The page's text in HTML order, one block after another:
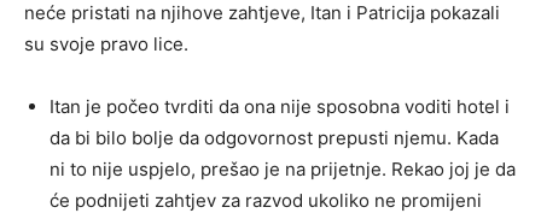
neće pristati na njihove zahtjeve, Itan i Patricija pokazali
su svoje pravo lice.
Itan je počeo tvrditi da ona nije sposobna voditi hotel i
da bi bilo bolje da odgovornost prepusti njemu. Kada
ni to nije uspjelo, prešao je na prijetnje. Rekao joj je da
će podnijeti zahtjev za razvod ukoliko ne promijeni